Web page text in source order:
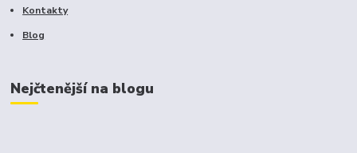
Kontakty
Blog
Nejčtenější na blogu